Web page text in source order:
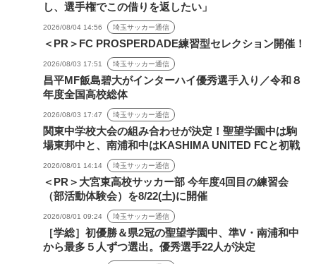
し、選手権でこの借りを返したい」
2026/08/04 14:56 埼玉サッカー通信
＜PR＞FC PROSPERDADE練習型セレクション開催！
2026/08/03 17:51 埼玉サッカー通信
昌平MF飯島碧大がインターハイ優秀選手入り／令和８
年度全国高校総体
2026/08/03 17:47 埼玉サッカー通信
関東中学校大会の組み合わせが決定！聖望学園中は駒
場東邦中と、南浦和中はKASHIMA UNITED FCと初戦
2026/08/01 14:14 埼玉サッカー通信
＜PR＞大宮東高校サッカー部 今年度4回目の練習会
（部活動体験会）を8/22(土)に開催
2026/08/01 09:24 埼玉サッカー通信
［学総］初優勝＆県2冠の聖望学園中、準V・南浦和中
から最多５人ずつ選出。優秀選手22人が決定